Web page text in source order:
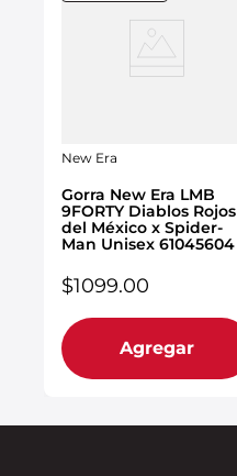
New Era
Gorra New Era LMB
9FORTY Diablos Rojos
del México x Spider-
Man Unisex 61045604
$1099.00
Agregar